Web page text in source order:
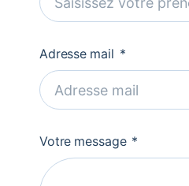
Adresse mail
Votre message